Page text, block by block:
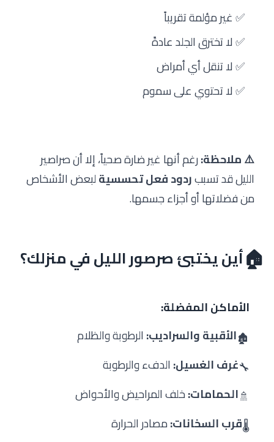
✅ غير مؤلمة تقريباً
✅ لا تخترق الجلد عادةً
✅ لا تنقل أي أمراض
✅ لا تحتوي على سموم
⚠️ ملاحظة:رغم أنها غير ضارة صحياً، إلا أن صراصير
الليل قد تسببردود فعل تحسسيةلبعض الأشخاص
من فضلاتها أو أجزاء جسمها.
🏠أين يختبئ صرصور الليل في منزلك؟
الأماكن المفضلة:
🏚️الأقبية والسراديب: الرطوبة والظلام
🔧غرف الغسيل: الدفء والرطوبة
🚿الحمامات:خلف المراحيض والأحواض
🌡️قرب السخانات:مصادر الحرارة